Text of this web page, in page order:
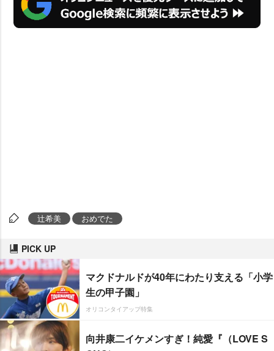
辻希美 おめでた
PICK UP
マクドナルドが40年にわたり支える「小学
生の甲子園」
オリコンタイアップ特集
向井康二イケメンすぎ！純愛『（LOVE S